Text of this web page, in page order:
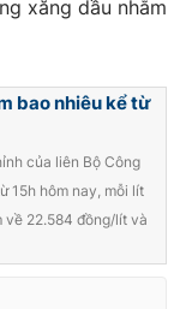
xăng dầu nhằm
bao nhiêu kể từ
của liên Bộ Công
15h hôm nay, mỗi lít
về 22.584 đồng/lít và